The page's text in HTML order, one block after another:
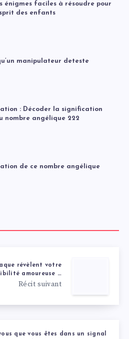
énigmes faciles à résoudre pour
des enfants
manipulateur deteste
: Décoder la signification
nombre angélique 222
de ce nombre angélique
révèlent votre
amoureuse …
Récit suivant
que vous êtes dans un signal